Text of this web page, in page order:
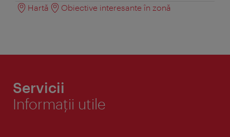
Hartă
Obiective interesante în zonă
Servicii
Informaţii utile